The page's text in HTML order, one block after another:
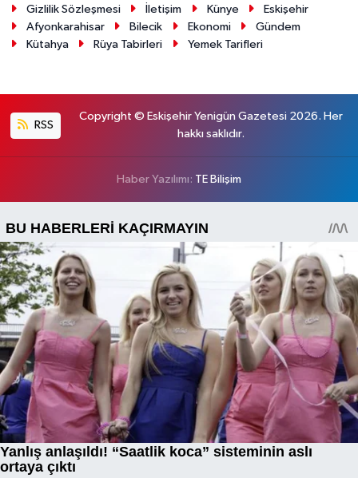
Gizlilik Sözleşmesi İletişim Künye
Eskişehir
Afyonkarahisar
Bilecik Ekonomi
Gündem
Kütahya
Rüya Tabirleri Yemek Tarifleri
RSS
Copyright © Eskişehir Yenigün Gazetesi 2026. Her
hakkı saklıdır.
Haber Yazılımı: TE Bilişim